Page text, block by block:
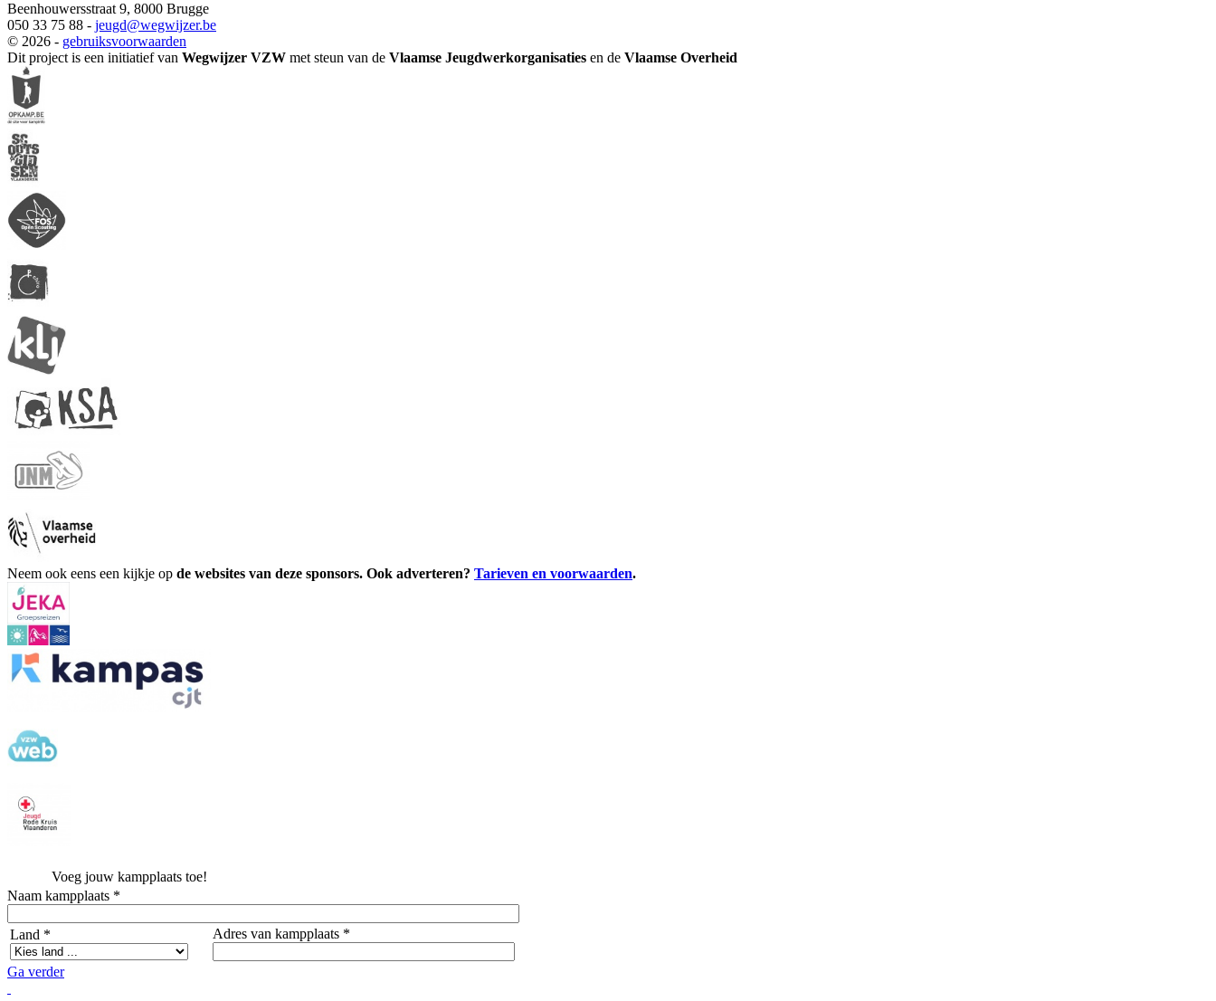
Beenhouwersstraat 9, 8000 Brugge
050 33 75 88 - jeugd@wegwijzer.be
© 2026 - gebruiksvoorwaarden
Dit project is een initiatief van Wegwijzer VZW met steun van de Vlaamse Jeugdwerkorganisaties en de Vlaamse Overheid
Neem ook eens een kijkje op de websites van deze sponsors. Ook adverteren? Tarieven en voorwaarden.
Voeg jouw kampplaats toe!
Naam kampplaats *
Land * Adres van kampplaats *
Ga verder